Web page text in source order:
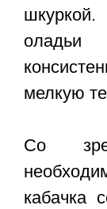
мелкую
Со
кабачка